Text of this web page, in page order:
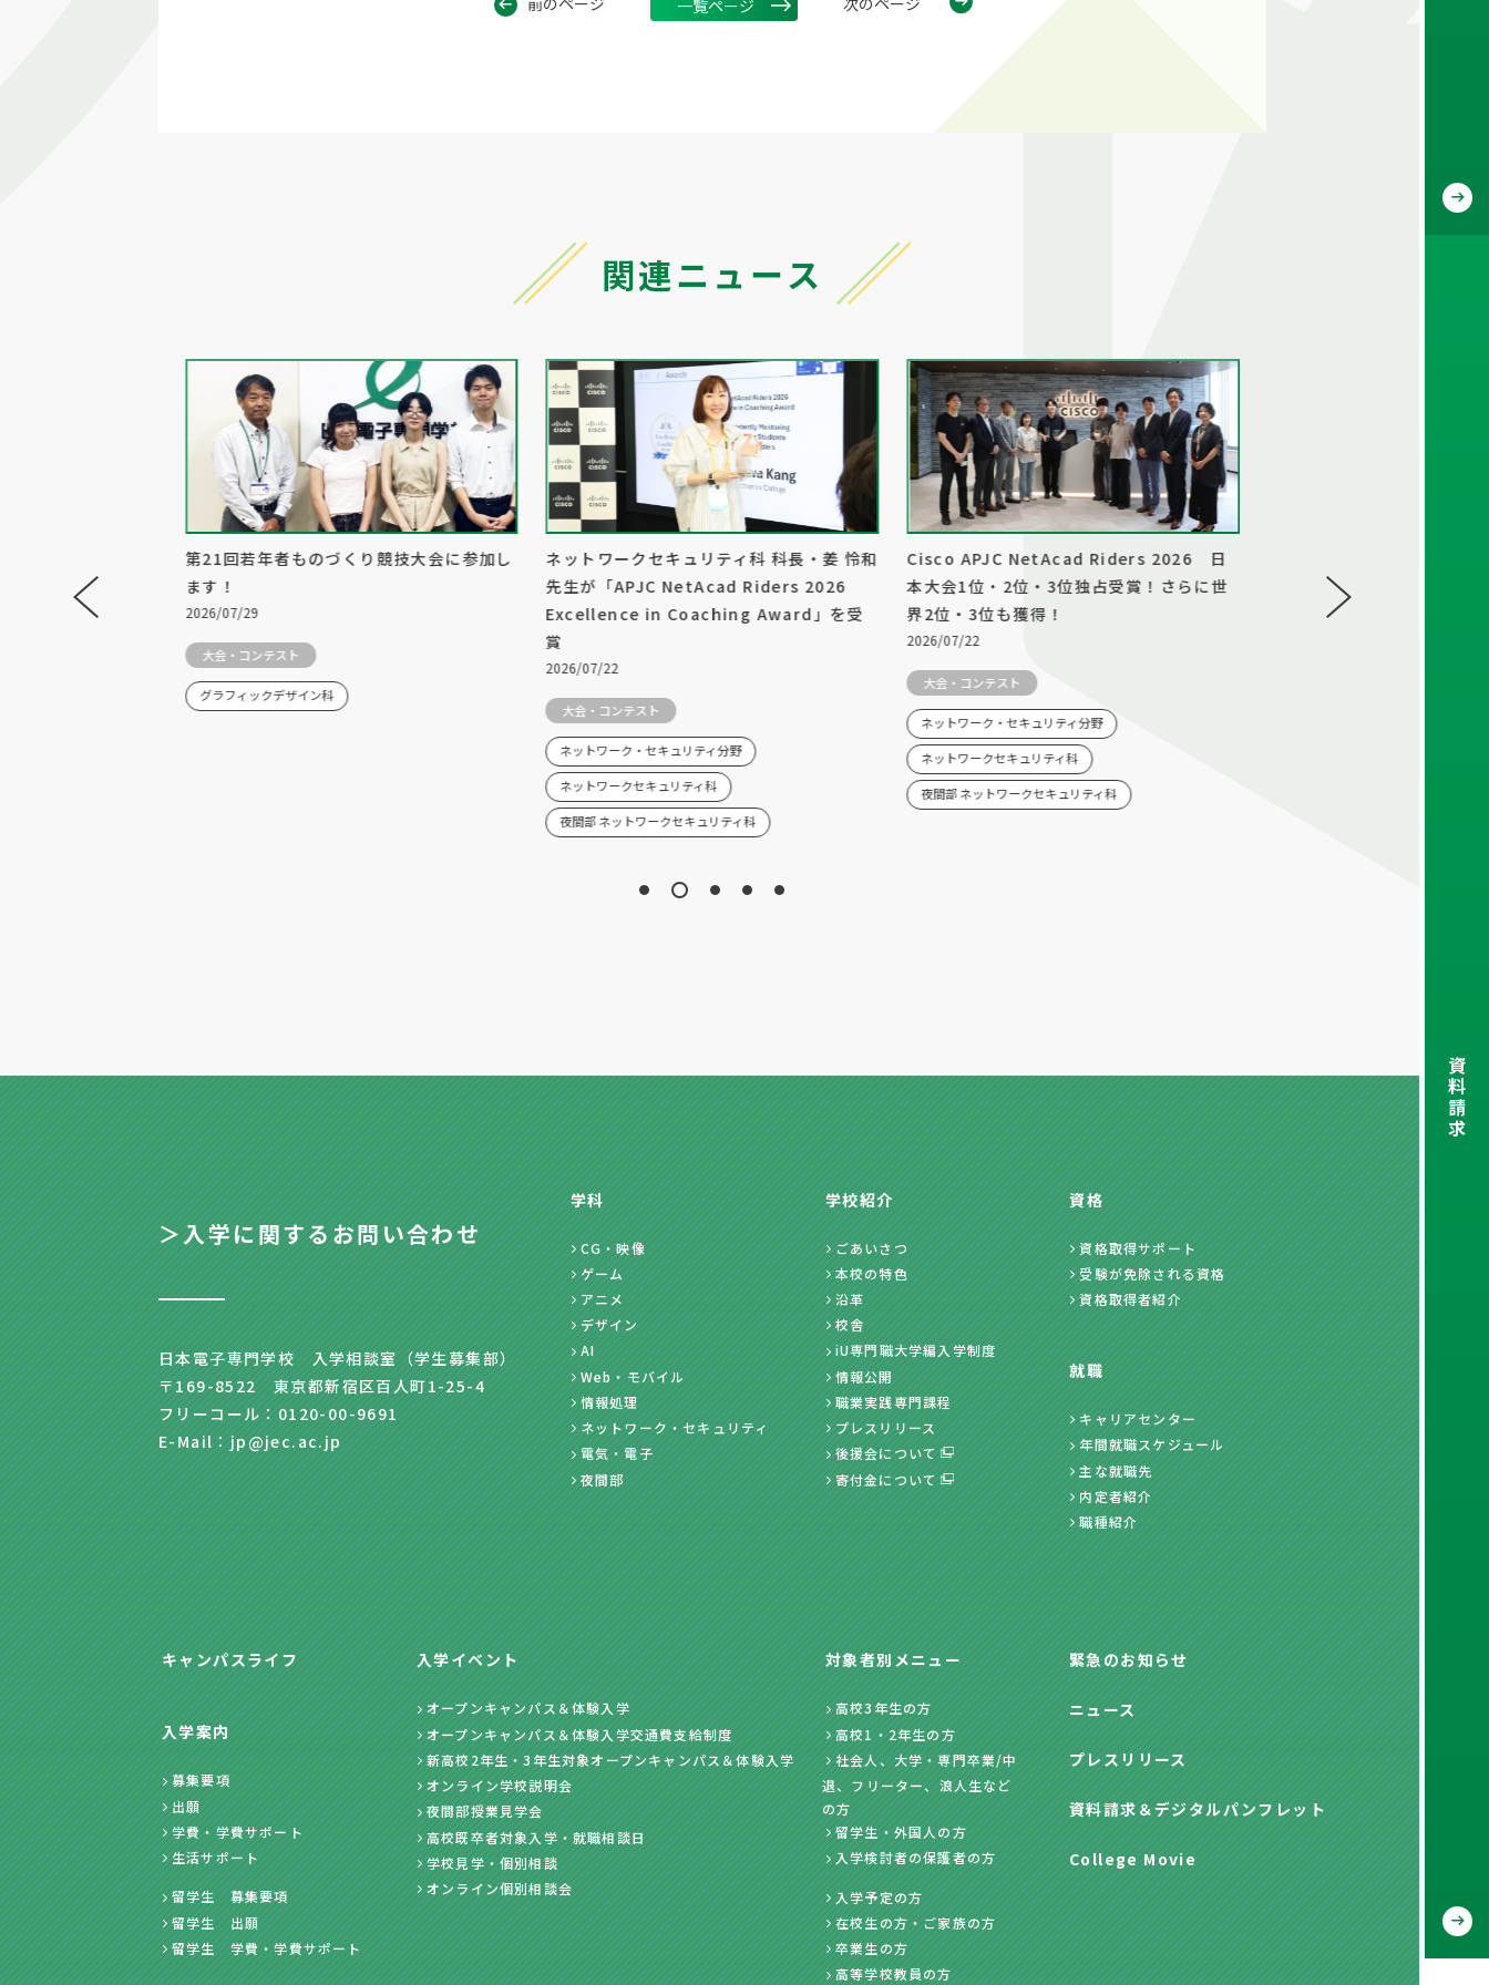
一覧ページ
関連ニュース
賞しました！
第21回若年者ものづくり競技大会に参加し
ます！
2026/07/29
大会・コンテスト
グラフィックデザイン科
ネットワークセキュリティ科 科長・姜 怜和
先生が「APJC NetAcad Riders 2026
Excellence in Coaching Award」を受
賞
2026/07/22
大会・コンテスト
ネットワーク・セキュリティ分野
ネットワークセキュリティ科
夜間部 ネットワークセキュリティ科
Cisco APJC NetAcad Riders 2026 日
本大会1位・2位・3位独占受賞！さらに世
界2位・3位も獲得！
2026/07/22
大会・コンテスト
ネットワーク・セキュリティ分野
ネットワークセキュリティ科
夜間部 ネットワークセキュリティ科
AI×3DCG研究会の学生が
Tokyo · 36H Anime
＞入学に関するお問い合わせ
日本電子専門学校 入学相談室（学生募集部）
〒169-8522 東京都新宿区百人町1-25-4
フリーコール：0120-00-9691
E-Mail：jp@jec.ac.jp
学科
CG・映像
ゲーム
アニメ
デザイン
AI
Web・モバイル
情報処理
ネットワーク・セキュリティ
電気・電子
夜間部
学校紹介
ごあいさつ
本校の特色
沿革
校舎
iU専門職大学編入学制度
情報公開
職業実践専門課程
プレスリリース
後援会について
寄付金について
資格
資格取得サポート
受験が免除される資格
資格取得者紹介
就職
キャリアセンター
年間就職スケジュール
主な就職先
内定者紹介
職種紹介
キャンパスライフ
入学案内
募集要項
出願
学費・学費サポート
生活サポート
留学生 募集要項
留学生 出願
留学生 学費・学費サポート
入学イベント
オープンキャンパス＆体験入学
オープンキャンパス＆体験入学交通費支給制度
新高校2年生・3年生対象オープンキャンパス＆体験入学
オンライン学校説明会
夜間部授業見学会
高校既卒者対象入学・就職相談日
学校見学・個別相談
オンライン個別相談会
対象者別メニュー
高校3年生の方
高校1・2年生の方
社会人、大学・専門卒業/中
退、フリーター、浪人生など
の方
留学生・外国人の方
入学検討者の保護者の方
入学予定の方
在校生の方・ご家族の方
卒業生の方
高等学校教員の方
緊急のお知らせ
ニュース
プレスリリース
資料請求 ＆デジタルパンフレット
College Movie
資
料
請
求